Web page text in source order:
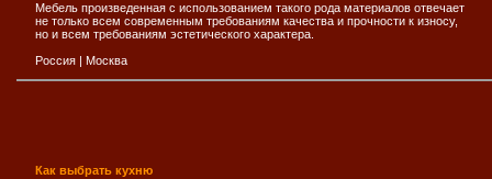
Мебель произведенная с использованием такого рода материалов отвечает
не только всем современным требованиям качества и прочности к износу,
но и всем требованиям эстетического характера.
Россия | Москва
Как выбрать кухню